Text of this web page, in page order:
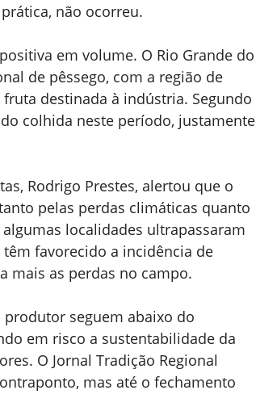
não ocorreu.
em volume. O Rio Grande do
de pêssego, com a região de
destinada à indústria. Segundo
colhida neste período, justamente
Rodrigo Prestes, alertou que o
pelas perdas climáticas quanto
localidades ultrapassaram
favorecido a incidência de
mais as perdas no campo.
seguem abaixo do
em risco a sustentabilidade da
O Jornal Tradição Regional
mas até o fechamento